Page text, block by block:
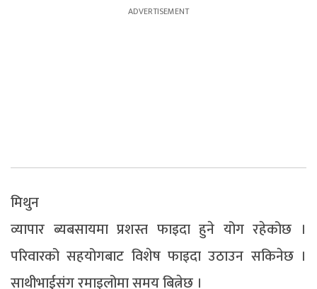
मिथुन
व्यापार ब्यबसायमा प्रशस्त फाइदा हुने योग रहेकोछ ।
परिवारको सहयोगबाट विशेष फाइदा उठाउन सकिनेछ ।
साथीभाईसंग रमाइलोमा समय बित्नेछ ।